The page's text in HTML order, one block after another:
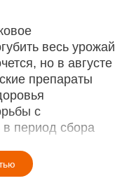
весь урожай
но в августе
препараты
с
период сбора